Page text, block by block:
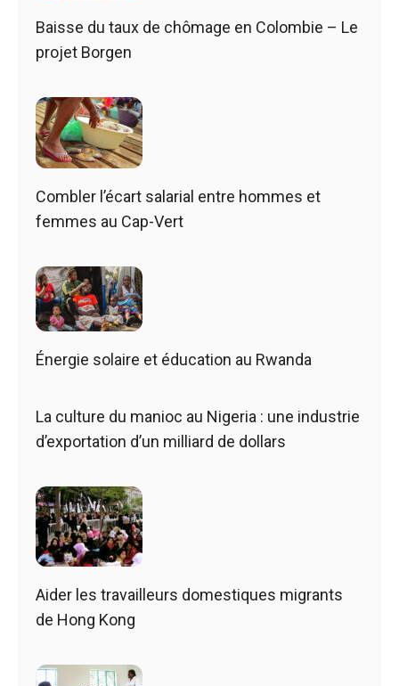
Baisse du taux de chômage en Colombie – Le
projet Borgen
Combler l’écart salarial entre hommes et
femmes au Cap-Vert
Énergie solaire et éducation au Rwanda
La culture du manioc au Nigeria : une industrie
d’exportation d’un milliard de dollars
Aider les travailleurs domestiques migrants
de Hong Kong